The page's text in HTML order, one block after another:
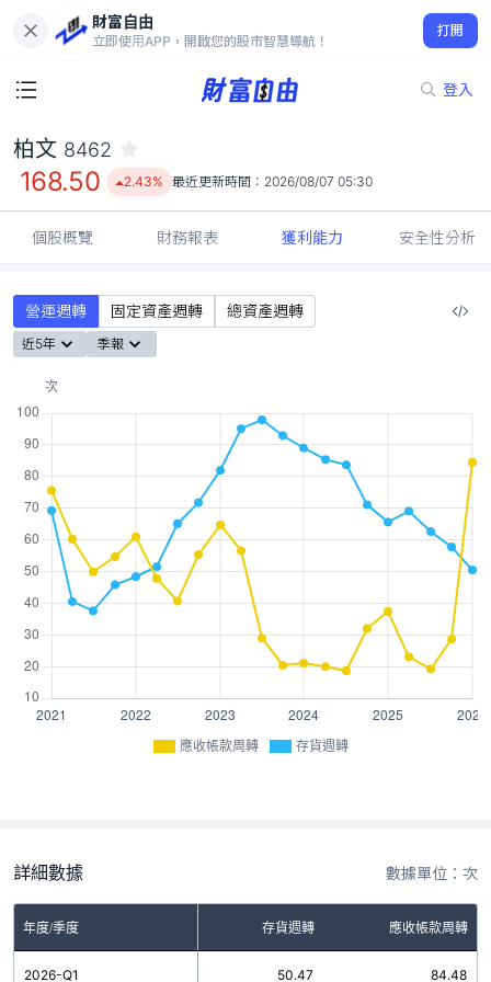
財富自由
立即使用APP，開啟您的股市智慧導航！
打開
登入
168.50
2.43%
柏文 8462
168.50 2.43% 最近更新時間： 2026/08/07 05:30
個股概覽 財務報表 獲利能力 安全性分析
營運週轉 固定資產週轉 總資產週轉
近5年 季報
應收帳款周轉 存貨週轉
詳細數據 數據單位：次
年度/季度 存貨週轉 應收帳款周轉
2026-Q1 50.47 84.48